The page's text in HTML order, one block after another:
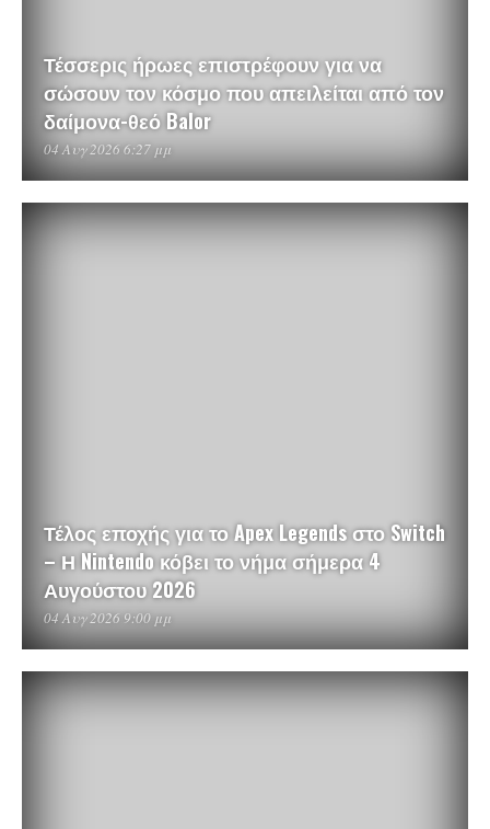
Τέσσερις ήρωες επιστρέφουν για να
σώσουν τον κόσμο που απειλείται από τον
δαίμονα-θεό Balor
04 Αυγ 2026 6:27 μμ
Τέλος εποχής για το Apex Legends στο Switch
– Η Nintendo κόβει το νήμα σήμερα 4
Αυγούστου 2026
04 Αυγ 2026 9:00 μμ